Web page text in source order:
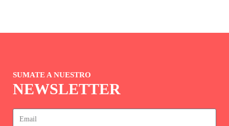
SUMATE A NUESTRO
NEWSLETTER